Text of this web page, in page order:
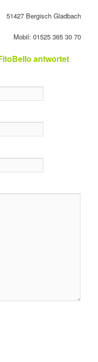
51427 Bergisch Gladbach
Mobil: 01525 365 30 70
antwortet